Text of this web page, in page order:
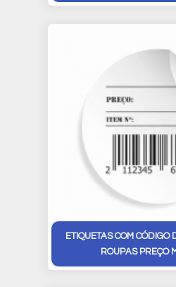
ETIQUETAS COM
ROUPAS PREÇO